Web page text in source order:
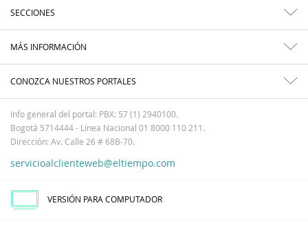
SECCIONES
MÁS INFORMACIÓN
CONOZCA NUESTROS PORTALES
Info general del portal: PBX: 57 (1) 2940100.
Bogotá 5714444 - Línea Nacional 01 8000 110 211.
Dirección: Av. Calle 26 # 68B-70.
servicioalclienteweb@eltiempo.com
VERSIÓN PARA COMPUTADOR